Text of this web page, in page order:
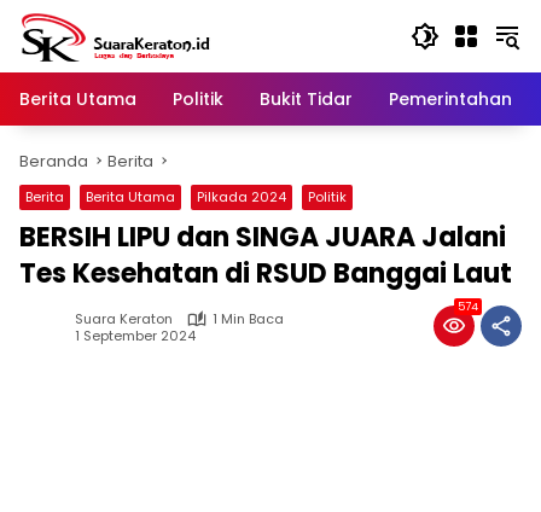
Langsung
konten
Berita Utama
Politik Bukit Tidar Pemerintahan
Beranda Berita
Berita Berita Utama Pilkada 2024 Politik
BERSIH LIPU dan SINGA JUARA Jalani
Tes Kesehatan di RSUD Banggai Laut
Suara Keraton
1 Min Baca
1 September 2024
574